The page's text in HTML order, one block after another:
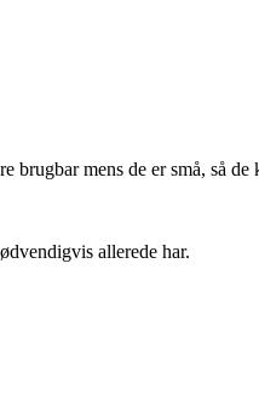
mens de er små, så de
allerede har.